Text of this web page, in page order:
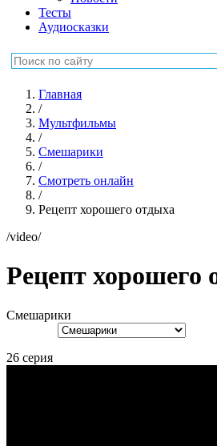
Тесты
Аудиосказки
Главная
/
Мультфильмы
/
Смешарики
/
Смотреть онлайн
/
Рецепт хорошего отдыха
/video/
Рецепт хорошего
Смешарики
26 серия